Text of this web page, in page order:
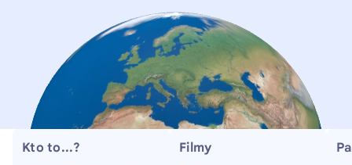
Kto to...? Filmy